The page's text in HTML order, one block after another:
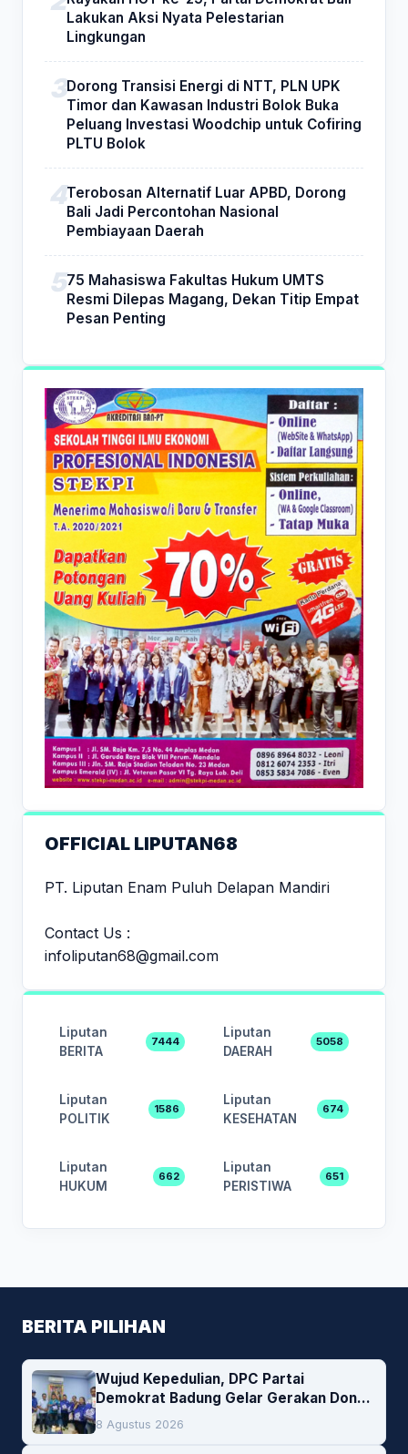
Lakukan Aksi Nyata Pelestarian
Lingkungan
Dorong Transisi Energi di NTT, PLN UPK
Timor dan Kawasan Industri Bolok Buka
Peluang Investasi Woodchip untuk Cofiring
PLTU Bolok
Terobosan Alternatif Luar APBD, Dorong
Bali Jadi Percontohan Nasional
Pembiayaan Daerah
75 Mahasiswa Fakultas Hukum UMTS
Resmi Dilepas Magang, Dekan Titip Empat
Pesan Penting
OFFICIAL LIPUTAN68
PT. Liputan Enam Puluh Delapan Mandiri
Contact Us :
infoliputan68@gmail.com
Liputan
BERITA
7444
Liputan
DAERAH
5058
Liputan
POLITIK
1586
Liputan
KESEHATAN
674
Liputan
HUKUM
662
Liputan
PERISTIWA
651
BERITA PILIHAN
Wujud Kepedulian, DPC Partai
Demokrat Badung Gelar Gerakan Donor
Darah
8 Agustus 2026